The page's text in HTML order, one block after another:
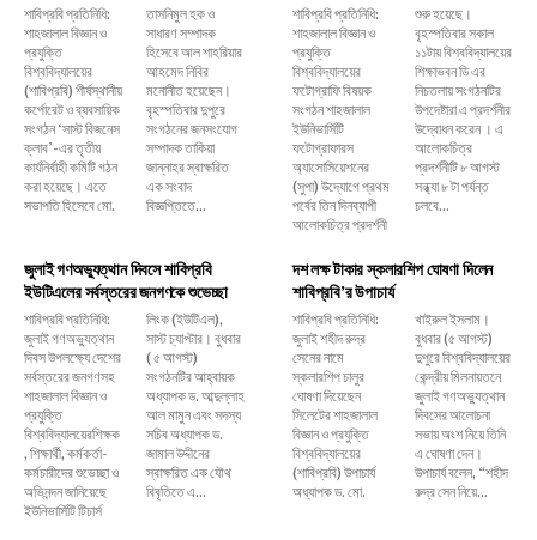
শাবিপ্রবি প্রতিনিধি:
শাহজালাল বিজ্ঞান ও
প্রযুক্তি
বিশ্ববিদ্যালয়ের
(শাবিপ্রবি) শীর্ষস্থানীয়
কর্পোরেট ও ব্যবসায়িক
সংগঠন ‘সাস্ট বিজনেস
ক্লাব’-এর তৃতীয়
কার্যনির্বাহী কমিটি গঠন
করা হয়েছে। এতে
সভাপতি হিসেবে মো.
তাসনিমুল হক ও
সাধারণ সম্পাদক
হিসেবে আল শাহরিয়ার
আহমেদ নিবির
মনোনীত হয়েছেন।
বৃহস্পতিবার দুপুরে
সংগঠনের জনসংযোগ
সম্পাদক তাকিয়া
জান্নাহর স্বাক্ষরিত
এক সংবাদ
বিজ্ঞপ্তিতে...
শাবিপ্রবি প্রতিনিধি:
শাহজালাল বিজ্ঞান ও
প্রযুক্তি
বিশ্ববিদ্যালয়ের
ফটোগ্রাফি বিষয়ক
সংগঠন শাহজালাল
ইউনিভার্সিটি
ফটোগ্রাফারস
অ্যাসোসিয়েশনের
(সুপা) উদ্যোগে প্রথম
পর্বের তিন দিনব্যাপী
আলোকচিত্র প্রদর্শনী
শুরু হয়েছে।
বৃহস্পতিবার সকাল
১১টায় বিশ্ববিদ্যালয়ের
শিক্ষাভবন ডি এর
নিচতলায় সংগঠনটির
উপদেষ্টারা এ প্রদর্শনীর
উদ্বোধন করেন । এ
আলোকচিত্র
প্রদর্শনীটি ৮ আগস্ট
সন্ধ্যা ৮ টা পর্যন্ত
চলবে...
জুলাই গণঅভ্যুত্থান দিবসে শাবিপ্রবি
ইউটিএলের সর্বস্তরের জনগণকে শুভেচ্ছা
শাবিপ্রবি প্রতিনিধি:
জুলাই গণঅভ্যুত্থান
দিবস উপলক্ষ্যে দেশের
সর্বস্তরের জনগণসহ
শাহজালাল বিজ্ঞান ও
প্রযুক্তি
বিশ্ববিদ্যালয়েরশিক্ষক
, শিক্ষার্থী, কর্মকর্তা-
কর্মচারীদের শুভেচ্ছা ও
অভিনন্দন জানিয়েছে
ইউনিভার্সিটি টিচার্স
লিংক (ইউটিএল),
সাস্ট চ্যাপ্টার। বুধবার
( ৫ আগস্ট)
সংগঠনটির আহ্বায়ক
অধ্যাপক ড. আব্দুল্লাহ
আল মামুন এবং সদস্য
সচিব অধ্যাপক ড.
জামাল উদ্দীনের
স্বাক্ষরিত এক যৌথ
বিবৃতিতে এ...
দশ লক্ষ টাকার স্কলারশিপ ঘোষণা দিলেন
শাবিপ্রবি’র উপাচার্য
শাবিপ্রবি প্রতিনিধি:
জুলাই শহীদ রুদ্র
সেনের নামে
স্কলারশিপ চালুর
ঘোষণা দিয়েছেন
সিলেটের শাহজালাল
বিজ্ঞান ও প্রযুক্তি
বিশ্ববিদ্যালয়ের
(শাবিপ্রবি) উপাচার্য
অধ্যাপক ড. মো.
খাইরুল ইসলাম।
বুধবার (৫ আগস্ট)
দুপুরে বিশ্ববিদ্যালয়ের
কেন্দ্রীয় মিলনায়তনে
জুলাই গণঅভ্যুত্থান
দিবসের আলোচনা
সভায় অংশ নিয়ে তিনি
এ ঘোষণা দেন।
উপাচার্য বলেন, ‌“শহীদ
রুদ্র সেন নিয়ে...